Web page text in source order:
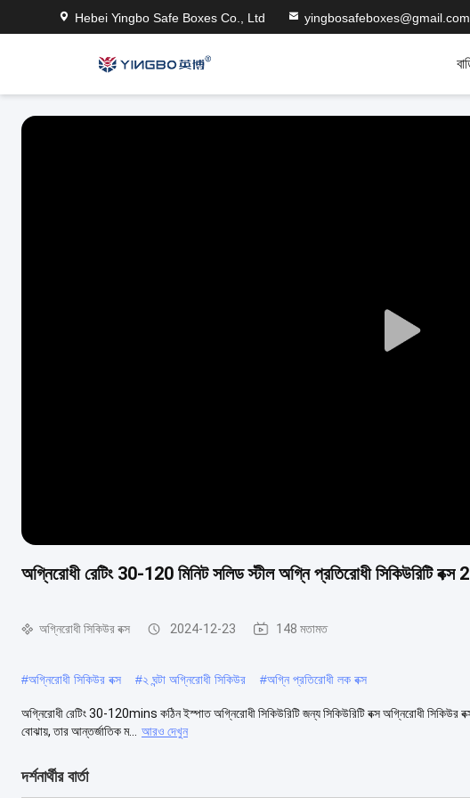
Hebei Yingbo Safe Boxes Co., Ltd yingbosafeboxes@gmail.com
Play
অগ্নিরোধী রেটিং 30-120 মিনিট সলিড স্টীল অগ্নি প্রতিরোধী সিকিউরিটি বক্স 2
অগ্নিরোধী সিকিউর বক্স 2024-12-23 148 মতামত
#অগ্নিরোধী সিকিউর বক্স #২ ঘন্টা অগ্নিরোধী সিকিউর #অগ্নি প্রতিরোধী লক বক্স
অগ্নিরোধী রেটিং 30-120mins কঠিন ইস্পাত অগ্নিরোধী সিকিউরিটি জন্য সিকিউরিটি বক্স অগ্নিরোধী সিকিউর
বোঝায়, তার আন্তর্জাতিক ম...
আরও দেখুন
দর্শনার্থীর বার্তা